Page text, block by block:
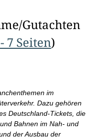
Gutachten
7 Seiten)
im
Dazu gehören
Deutschland-Tickets, die
Bahnen im Nah- und
der Ausbau der